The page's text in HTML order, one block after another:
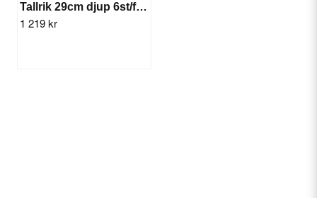
Tallrik 29cm djup 6st/frp. Streak Miro
1 219 kr